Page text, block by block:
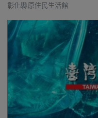
彰化縣原住民生活館